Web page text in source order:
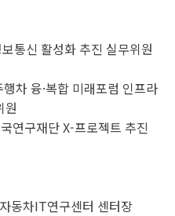
통신 활성화 추진 실무위원
차 융·복합 미래포럼 인프라
원
연구재단 X-프로젝트 추진
동차IT연구센터 센터장